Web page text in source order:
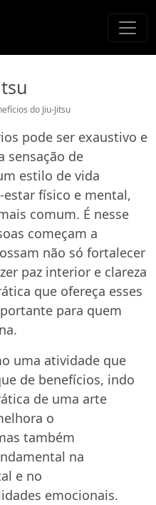
do Jiu-Jitsu
pode ser exaustivo e
sensação de
estilo de vida
físico e mental,
comum. É nesse
começam a
não só fortalecer
paz interior e clareza
que ofereça esses
para quem
uma atividade que
de benefícios, indo
de uma arte
o
também
na
e no
emocionais.